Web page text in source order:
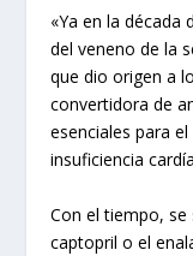
«Ya en la década
del veneno de la
que dio origen a
convertidora de
esenciales para
insuficiencia
Con el tiempo,
captopril o el